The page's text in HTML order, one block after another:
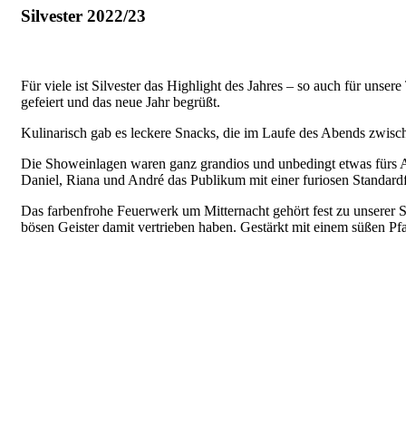
Silvester 2022/23
Für viele ist Silvester das Highlight des Jahres – so auch für
gefeiert und das neue Jahr begrüßt.
Kulinarisch gab es leckere Snacks, die im Laufe des Abends
Die Showeinlagen waren ganz grandios und unbedingt etwas fürs
Daniel, Riana und André das Publikum mit einer furiosen
Das farbenfrohe Feuerwerk um Mitternacht gehört fest zu unserer
bösen Geister damit vertrieben haben. Gestärkt mit einem süßen